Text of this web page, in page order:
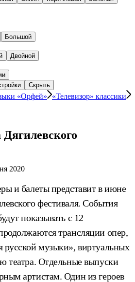
Большой
Двойной
Скрыть
«Орфей» «Телевизор» классики
2020
и балеты представит в июне
фестиваля. События
показывать с 12
трансляции опер,
русской музыки», виртуальных
театра. Отдельные выпуски
артистам. Один из героев